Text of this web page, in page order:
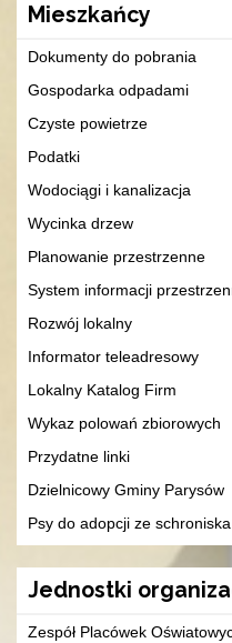
Mieszkańcy
Dokumenty do pobrania
Gospodarka odpadami
Czyste powietrze
Podatki
Wodociągi i kanalizacja
Wycinka drzew
Planowanie przestrzenne
System informacji
Rozwój lokalny
Informator teleadresowy
Lokalny Katalog Firm
Wykaz polowań zbiorowych
Przydatne linki
Dzielnicowy Gminy Parysów
Psy do adopcji ze schroniska
Jednostki
Zespół Placówek